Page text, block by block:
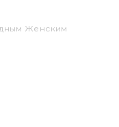
Женским